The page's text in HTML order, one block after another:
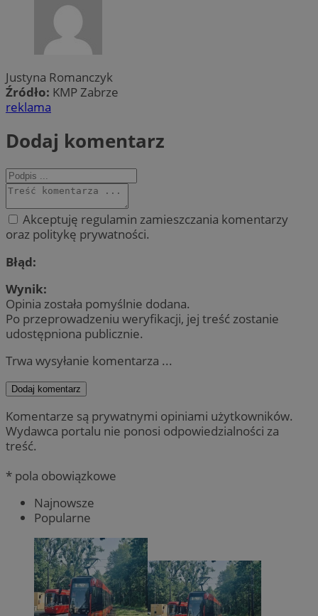
Justyna Romanczyk
Źródło: KMP Zabrze
reklama
Dodaj komentarz
Akceptuję regulamin zamieszczania komentarzy
oraz politykę prywatności.
Błąd:
Wynik:
Opinia została pomyślnie dodana.
Po przeprowadzeniu weryfikacji, jej treść zostanie
udostępniona publicznie.
Trwa wysyłanie komentarza ...
Dodaj komentarz
Komentarze są prywatnymi opiniami użytkowników.
Wydawca portalu nie ponosi odpowiedzialności za
treść.
* pola obowiązkowe
Najnowsze
Popularne